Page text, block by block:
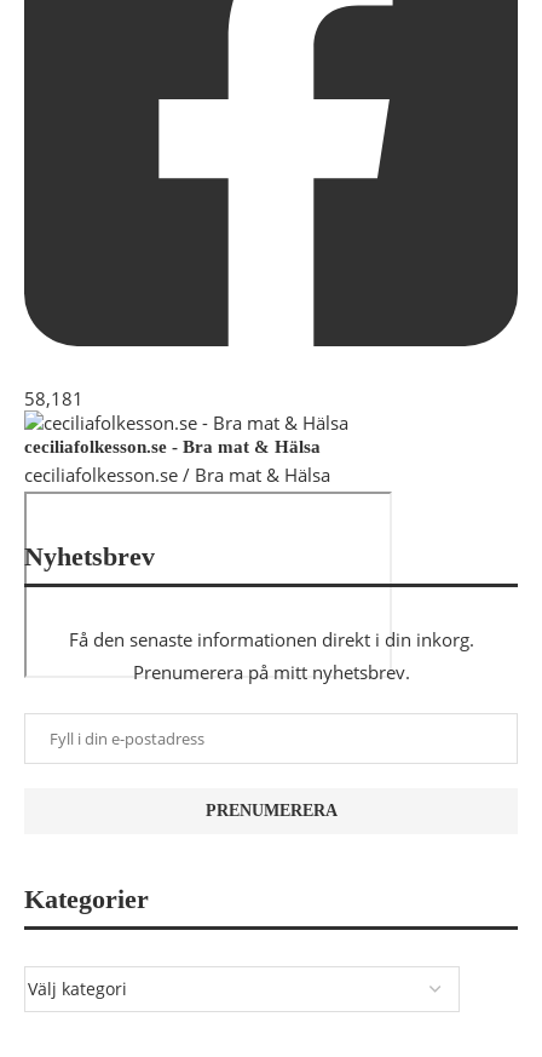
58,181
ceciliafolkesson.se - Bra mat & Hälsa
ceciliafolkesson.se / Bra mat & Hälsa
Nyhetsbrev
Få den senaste informationen direkt i din inkorg.
Prenumerera på mitt nyhetsbrev.
Kategorier